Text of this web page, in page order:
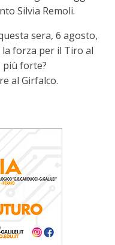
Silvia Remoli.
sera, 6 agosto,
forza per il Tiro al
più forte?
al Girfalco.